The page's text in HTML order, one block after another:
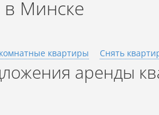
в Минске
квартиры Снять
аренды